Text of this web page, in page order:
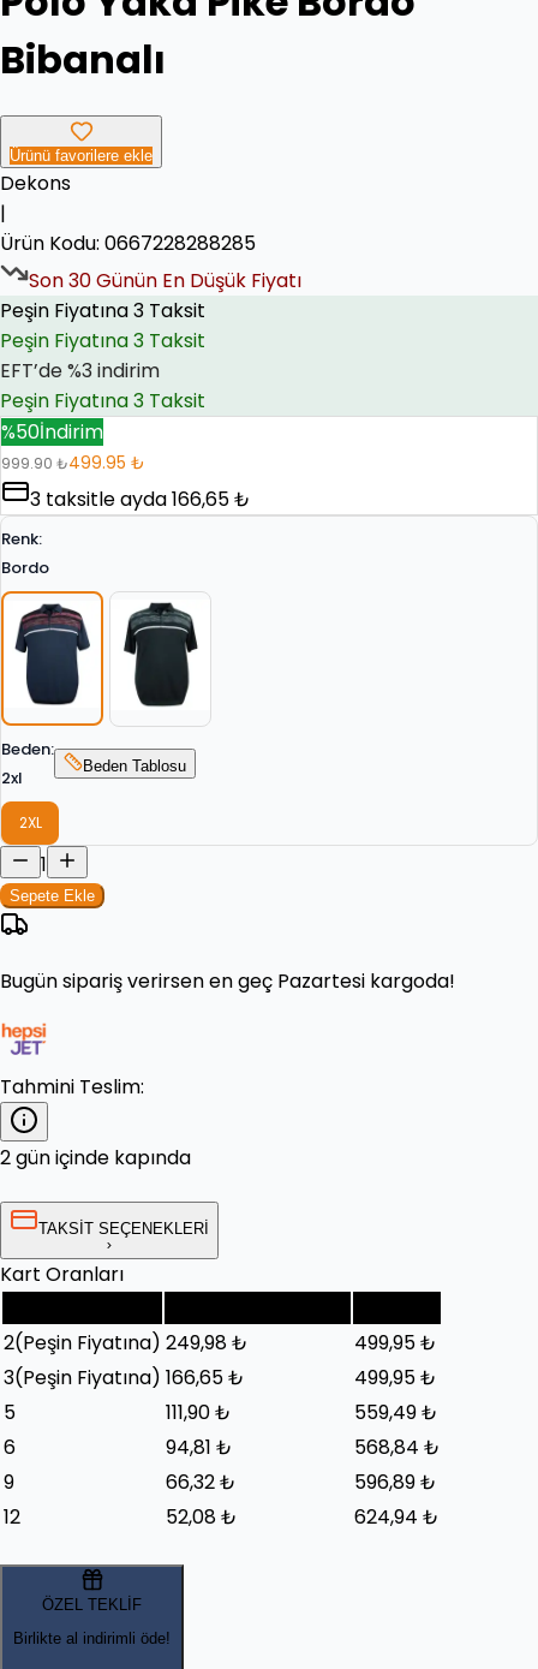
Bibanalı
Ürünü favorilere ekle
Dekons
|
Ürün Kodu: 0667228288285
Son30Günün En Düşük Fiyatı
EFT’de %3 indirim
Peşin Fiyatına 3 Taksit
EFT’de %3 indirim
Peşin Fiyatına 3 Taksit
%50İndirim
999.90 ₺499.95 ₺
3 taksitle ayda166,65 ₺
Renk:
Bordo
Beden:
2xl
Beden Tablosu
2XL
1
Sepete Ekle
Bugünsipariş verirsen en geç Pazartesi kargoda!
Tahmini Teslim:
2 gün içinde kapında
TAKSİT SEÇENEKLERİ
Kart Oranları
2(Peşin Fiyatına) 249,98 ₺
499,95 ₺
3(Peşin Fiyatına) 166,65 ₺
499,95 ₺
5
111,90 ₺
559,49 ₺
6
94,81 ₺
568,84 ₺
9
66,32 ₺
596,89 ₺
12
52,08 ₺ 624,94 ₺
ÖZEL TEKLİF
Birlikte al indirimli öde!